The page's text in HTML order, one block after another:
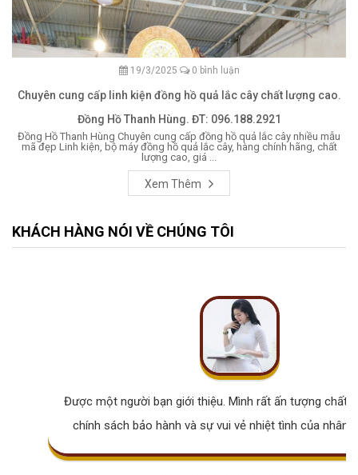
19/3/2025 0 bình luận
Chuyên cung cấp linh kiện đồng hồ quả lắc cây chất lượng cao.
Đồng Hồ Thanh Hùng. ĐT: 096.188.2921
Đồng Hồ Thanh Hùng Chuyên cung cấp đồng hồ quả lắc cây nhiều mẫu
mã đẹp Linh kiện, bộ máy đồng hồ quả lắc cây, hàng chính hãng, chất
lượng cao, giá ...
Xem Thêm
KHÁCH HÀNG NÓI VỀ CHÚNG TÔI
Được một người bạn giới thiệu. Mình rất ấn tượng chất
chính sách bảo hành và sự vui vẻ nhiệt tình của nhân